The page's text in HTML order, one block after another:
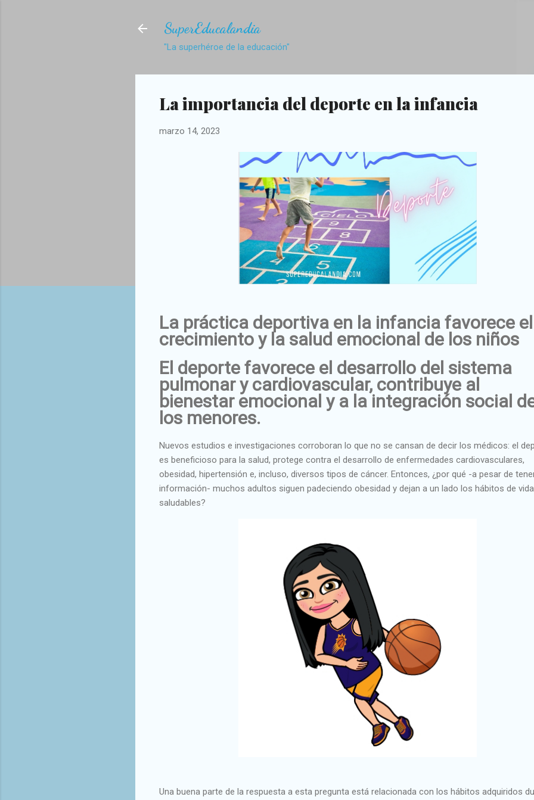
SuperEducalandia
"La superhéroe de la educación"
La importancia del deporte en la infancia
marzo 14, 2023
La práctica deportiva en la infancia favorece el
crecimiento y la salud emocional de los niños
El deporte favorece el desarrollo del sistema
pulmonar y cardiovascular, contribuye al
bienestar emocional y a la integración social
los menores.
Nuevos estudios e investigaciones corroboran lo que no se cansan de decir los médicos: el
es beneficioso para la salud, protege contra el desarrollo de enfermedades cardiovasculares,
obesidad, hipertensión e, incluso, diversos tipos de cáncer. Entonces, ¿por qué -a pesar de
información- muchos adultos siguen padeciendo obesidad y dejan a un lado los hábitos de vida
saludables?
Una buena parte de la respuesta a esta pregunta está relacionada con los hábitos adquiridos